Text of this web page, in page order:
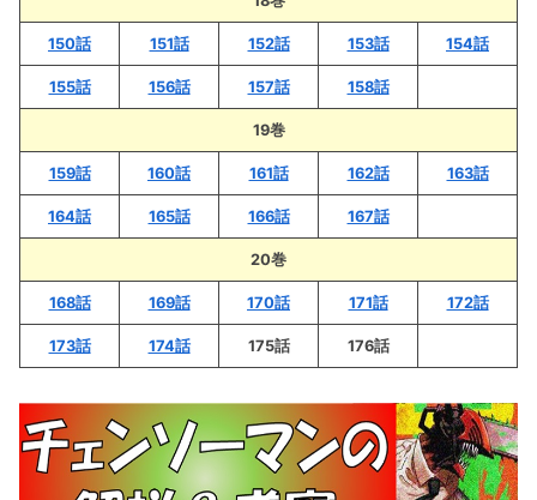
150話 151話 152話 153話 154話
155話 156話 157話 158話
19巻
159話 160話 161話 162話 163話
164話 165話 166話 167話
20巻
168話 169話 170話 171話 172話
173話 174話 175話 176話